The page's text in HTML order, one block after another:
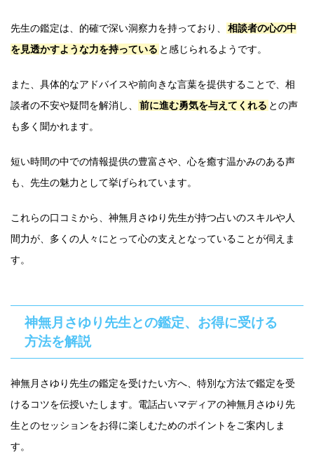
先生の鑑定は、的確で深い洞察力を持っており、
相談者の心の中
を見透かすような力を持っている と感じられるようです。
また、具体的なアドバイスや前向きな言葉を提供することで、相
談者の不安や疑問を解消し、
前に進む勇気を与えてくれる との声
も多く聞かれます。
短い時間の中での情報提供の豊富さや、心を癒す温かみのある声
も、先生の魅力として挙げられています。
これらの口コミから、神無月さゆり先生が持つ占いのスキルや人
間力が、多くの人々にとって心の支えとなっていることが伺えま
す。
神無月さゆり先生との鑑定、お得に受ける
方法を解説
神無月さゆり先生の鑑定を受けたい方へ、特別な方法で鑑定を受
けるコツを伝授いたします。電話占いマディアの神無月さゆり先
生とのセッションをお得に楽しむためのポイントをご案内しま
す。